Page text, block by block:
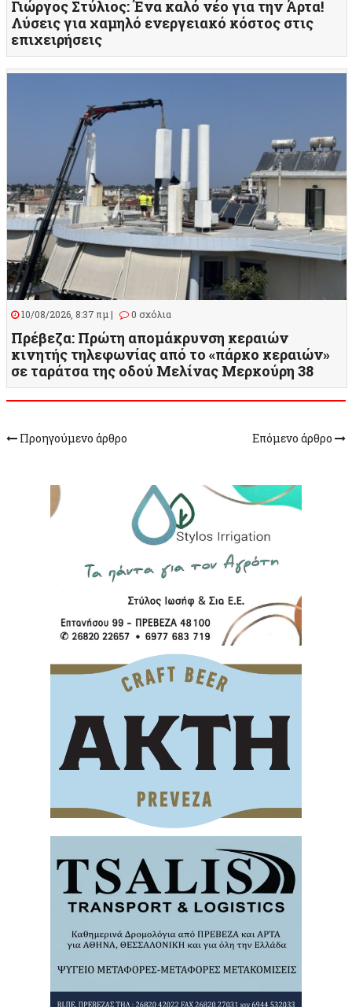
Γιώργος Στύλιος: Ένα καλό νέο για την Άρτα!
Λύσεις για χαμηλό ενεργειακό κόστος στις
επιχειρήσεις
10/08/2026, 8:37 πμ | 0 σχόλια
Πρέβεζα: Πρώτη απομάκρυνση κεραιών
κινητής τηλεφωνίας από το «πάρκο κεραιών»
σε ταράτσα της οδού Μελίνας Μερκούρη 38
Προηγούμενο άρθρο Επόμενο άρθρο